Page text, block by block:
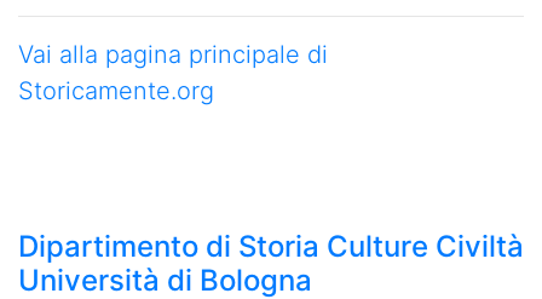
Vai alla pagina principale di
Storicamente.org
Dipartimento di Storia Culture Civiltà
Università di Bologna